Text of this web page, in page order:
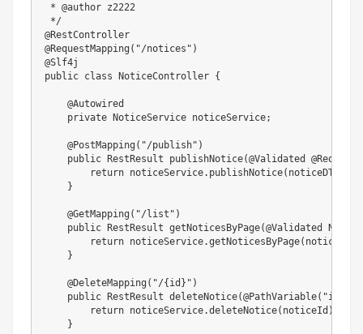
* @author z2222
*/
@RestController
@RequestMapping ( "/notices" )
@Slf4j
public class NoticeController {
@Autowired
private
NoticeService noticeService;
@PostMapping ( "/publish" )
public
RestResult publishNotice(@Validated
return noticeService. publishNotice( noticeDTO
}
@GetMapping ( "/list" )
public
RestResult getNoticesByPage(@Validated
return noticeService.getNoticesByPage(
}
@DeleteMapping ( "/{id}" )
public
RestResult deleteNotice(@PathVariable( "id"
return noticeService.deleteNotice( noticeId )
}